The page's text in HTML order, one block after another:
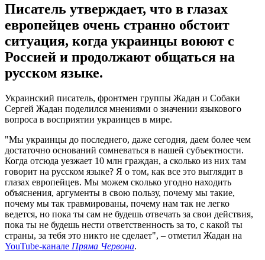
Писатель утверждает, что в глазах
европейцев очень странно обстоит
ситуация, когда украинцы воюют с
Россией и продолжают общаться на
русском языке.
Украинский писатель, фронтмен группы Жадан и Собаки
Сергей Жадан поделился мнениями о значении языкового
вопроса в восприятии украинцев в мире.
"Мы украинцы до последнего, даже сегодня, даем более чем
достаточно оснований сомневаться в нашей субъектности.
Когда отсюда уезжает 10 млн граждан, а сколько из них там
говорит на русском языке? Я о том, как все это выглядит в
глазах европейцев. Мы можем сколько угодно находить
объяснения, аргументы в свою пользу, почему мы такие,
почему мы так травмированы, почему нам так не легко
ведется, но пока ты сам не будешь отвечать за свои действия,
пока ты не будешь нести ответственность за то, с какой ты
страны, за тебя это никто не сделает", – отметил Жадан на
YouTube-канале Пряма Червона.